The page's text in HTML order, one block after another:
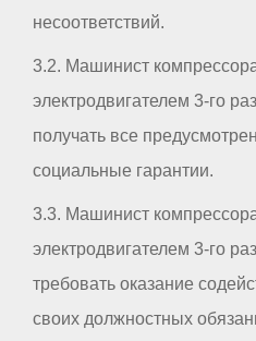
несоответствий.
3.2. Машинист
электродвигателем 3-го
получать все
социальные гарантии.
3.3. Машинист
электродвигателем 3-го
требовать оказание
своих должностных